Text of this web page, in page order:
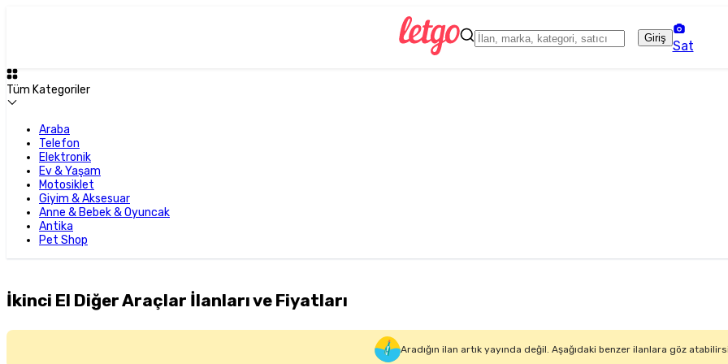
Giriş
Sat
Tüm Kategoriler
Araba
Telefon
Elektronik
Ev & Yaşam
Motosiklet
Giyim & Aksesuar
Anne & Bebek & Oyuncak
Antika
Pet Shop
İkinci El Diğer Araçlar İlanları ve Fiyatları
Aradığın ilan artık yayında değil. Aşağıdaki benzer ilanlara göz